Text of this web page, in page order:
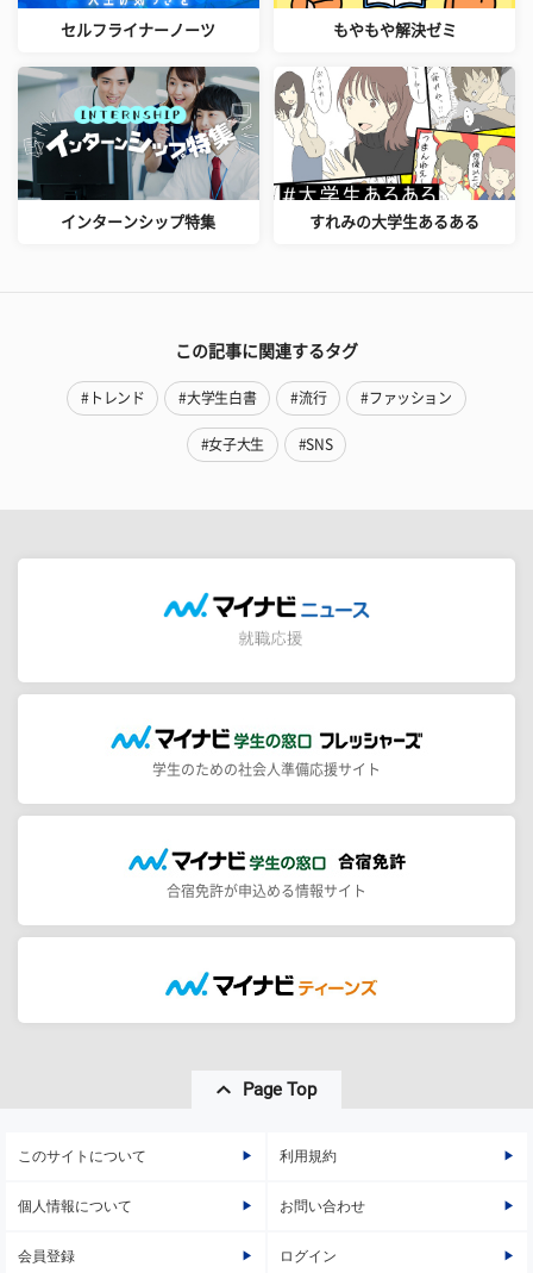
セルフライナーノーツ もやもや解決ゼミ
インターンシップ特集 すれみの大学生あるある
この記事に関連するタグ
#トレンド #大学生白書 #流行 #ファッション
#女子大生 #SNS
学生のための社会人準備応援サイト
合宿免許が申込める情報サイト
Page Top
このサイトについて 利用規約
個人情報について お問い合わせ
会員登録 ログイン